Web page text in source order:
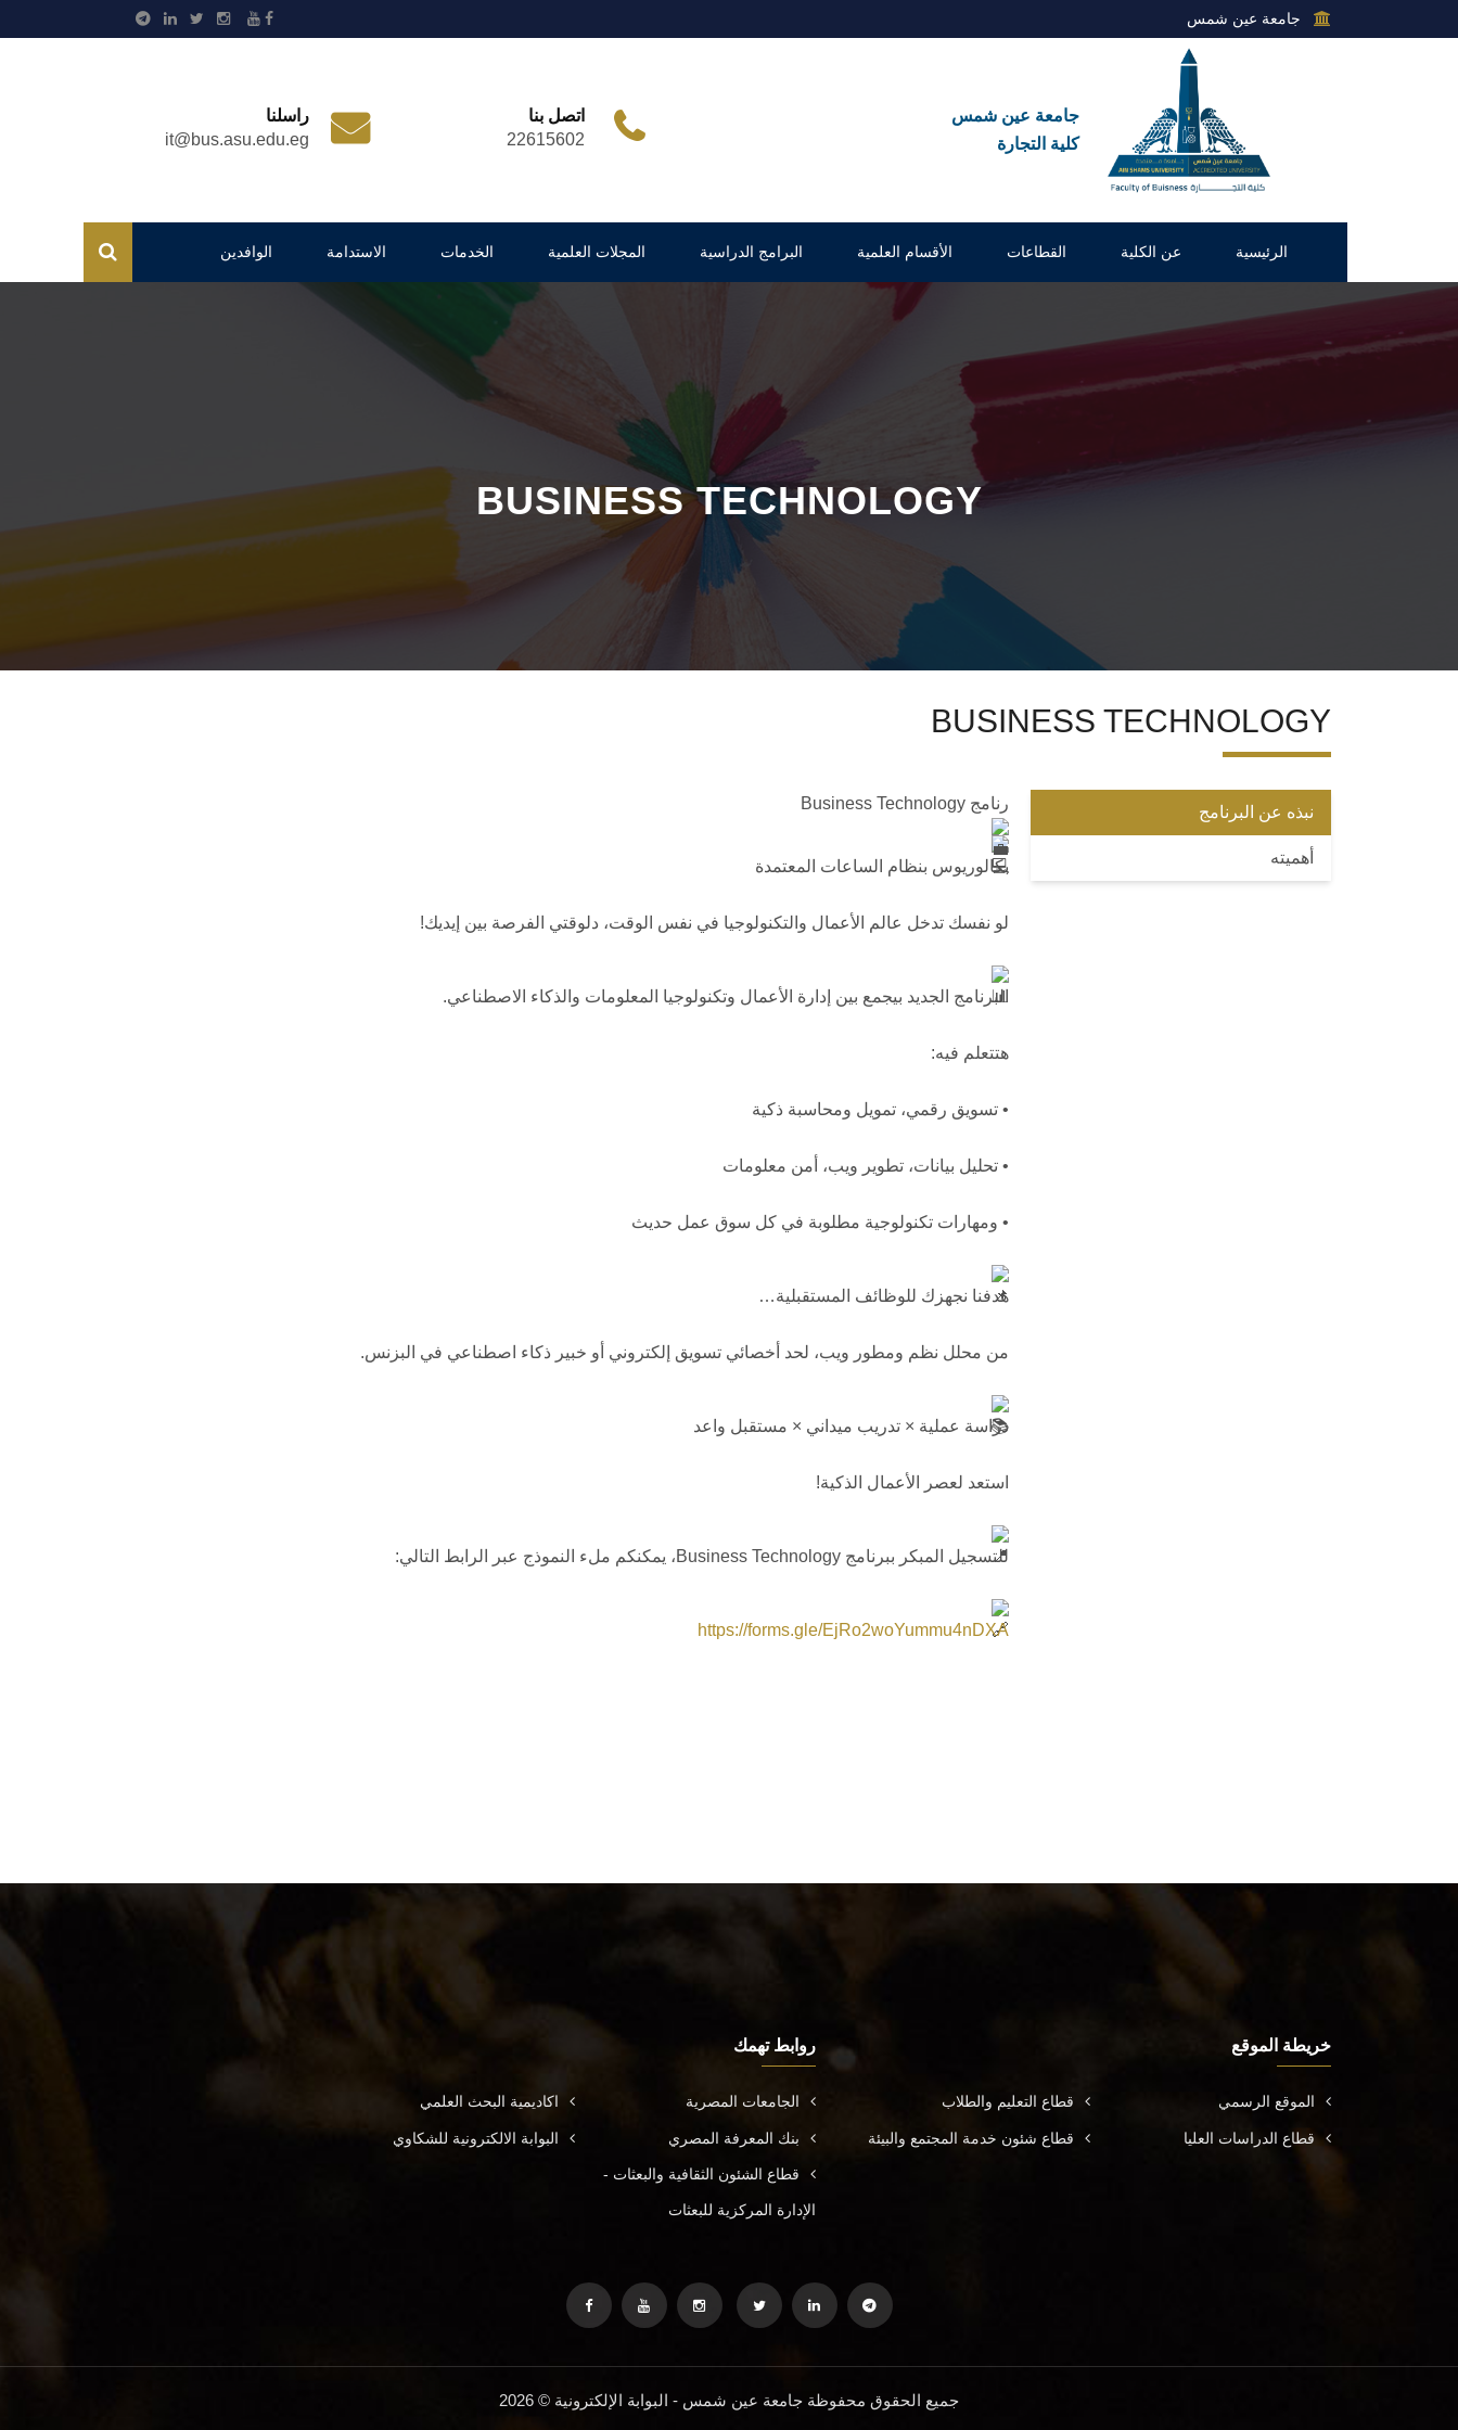
جامعة عين شمس
جامعة عين شمس
كلية التجارة
اتصل بنا
22615602
راسلنا
it@bus.asu.edu.eg
الرئيسية عن الكلية القطاعات الأقسام العلمية البرامج الدراسية المجلات العلمية الخدمات الاستدامة الوافدين
BUSINESS TECHNOLOGY
BUSINESS TECHNOLOGY
نبذه عن البرنامج
أهميته
رنامج Business Technology
بكالوريوس بنظام الساعات المعتمدة
لو نفسك تدخل عالم الأعمال والتكنولوجيا في نفس الوقت، دلوقتي الفرصة بين إيديك!
البرنامج الجديد بيجمع بين إدارة الأعمال وتكنولوجيا المعلومات والذكاء الاصطناعي.
هتتعلم فيه:
• تسويق رقمي، تمويل ومحاسبة ذكية
• تحليل بيانات، تطوير ويب، أمن معلومات
• ومهارات تكنولوجية مطلوبة في كل سوق عمل حديث
هدفنا نجهزك للوظائف المستقبلية…
من محلل نظم ومطور ويب، لحد أخصائي تسويق إلكتروني أو خبير ذكاء اصطناعي في البزنس.
دراسة عملية × تدريب ميداني × مستقبل واعد
استعد لعصر الأعمال الذكية!
للتسجيل المبكر ببرنامج Business Technology، يمكنكم ملء النموذج عبر الرابط التالي:
https://forms.gle/EjRo2woYummu4nDXA
خريطة الموقع
الموقع الرسمي قطاع التعليم والطلاب
قطاع الدراسات العليا قطاع شئون خدمة المجتمع والبيئة
روابط تهمك
الجامعات المصرية اكاديمية البحث العلمي
بنك المعرفة المصري البوابة الالكترونية للشكاوي
قطاع الشئون الثقافية والبعثات -
الإدارة المركزية للبعثات
جميع الحقوق محفوظة جامعة عين شمس - البوابة الإلكترونية © 2026